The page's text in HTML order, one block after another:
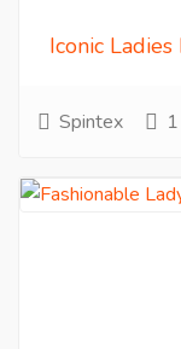
Iconic
Spintex